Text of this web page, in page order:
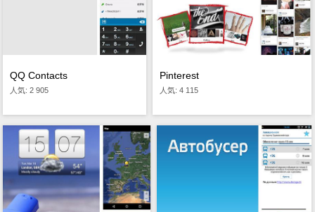
QQ Contacts
人気: 2 905
Pinterest
人気: 4 115